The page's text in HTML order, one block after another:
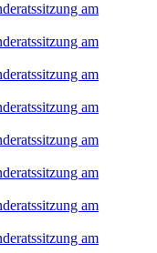
am
am
am
am
am
am
am
am